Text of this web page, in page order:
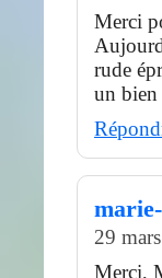
Merci
rude
un
29
Merci,